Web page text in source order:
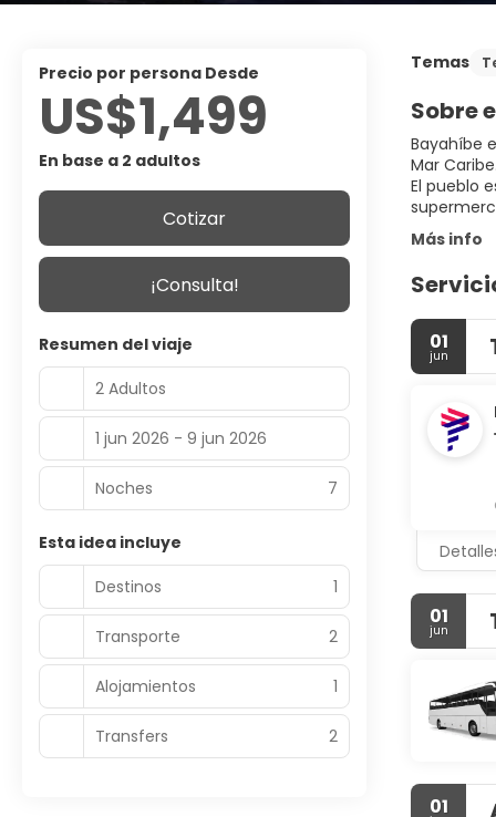
Temas
Sobre
Bayahíbe
Mar
El pueblo
Más info
01
jun
01
jun
01
precio por persona Desde
US$1,499
En base a 2 adultos
Cotizar
¡Consulta!
Resumen del viaje
2 Adultos
1 jun 2026 - 9 jun 2026
Noches 7
Esta idea incluye
Destinos
1
Transporte 2
Alojamientos 1
Transfers 2